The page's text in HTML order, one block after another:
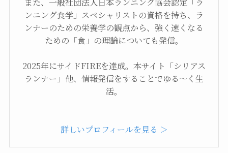
ンニング食学」スペシャリストの資格を持ち、ラ
ンナーのための栄養学の観点から、強く速くなる
ための「食」の理論についても発信。
2025年にサイドFIREを達成。本サイト「シリアス
ランナー」他、情報発信をすることでゆる～く生
活。
詳しいプロフィールを見る ＞